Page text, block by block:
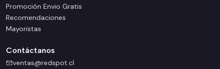
Promoción Envio Gratis
Recomendaciones
Mayoristas
Contáctanos
ventas@redspot.cl